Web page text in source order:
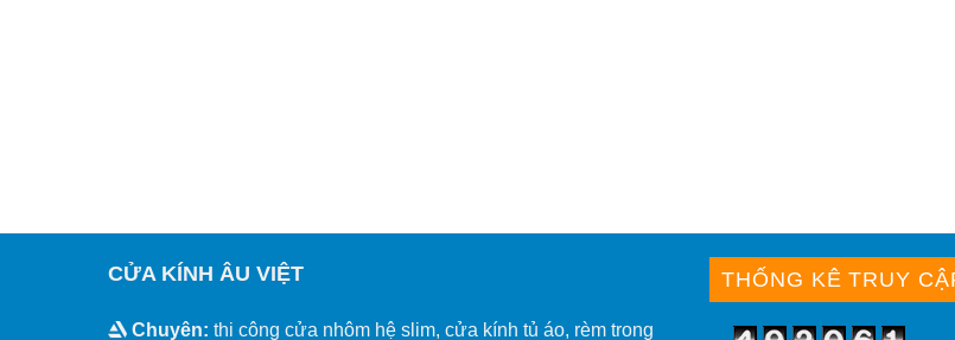
CỬA KÍNH ÂU VIỆT
Chuyên: thi công cửa nhôm hệ slim, cửa kính tủ áo, rèm trong
THỐNG KÊ TRUY